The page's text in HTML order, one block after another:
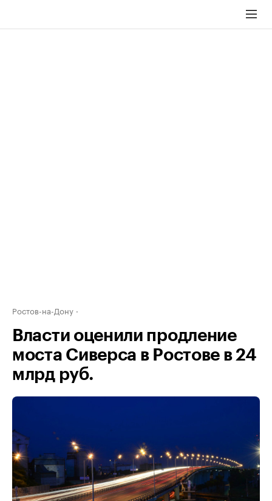
Ростов-на-Дону
Власти оценили продление
моста Сиверса в Ростове в 24
млрд руб.